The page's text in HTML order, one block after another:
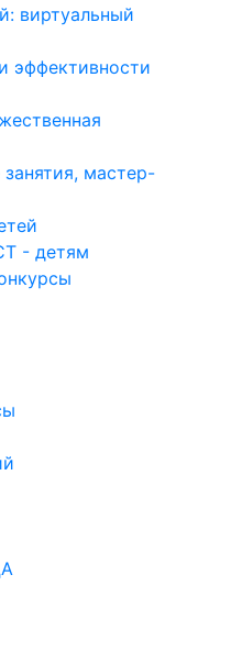
виртуальный
эффективности
мастер-
- детям